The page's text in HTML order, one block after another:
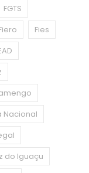
FGTS
Fies
Nacional
do Iguaçu